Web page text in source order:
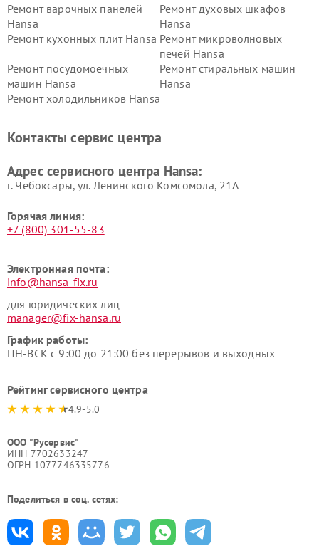
Ремонт варочных панелей
Hansa
Ремонт духовых шкафов
Hansa
Ремонт кухонных плит Hansa Ремонт микроволновых
печей Hansa
Ремонт посудомоечных
машин Hansa
Ремонт стиральных машин
Hansa
Ремонт холодильников Hansa
Контакты сервис центра
Адрес сервисного центра Hansa:
г. Чебоксары, ул. Ленинского Комсомола, 21А
Горячая линия:
+7 (800) 301-55-83
Электронная почта:
info@hansa-fix.ru
для юридических лиц
manager@fix-hansa.ru
График работы:
ПН-ВСК с 9:00 до 21:00 без перерывов и выходных
Рейтинг сервисного центра
4.9-5.0
ООО "Русервис"
ИНН 7702633247
ОГРН 1077746335776
Поделиться в соц. сетях: